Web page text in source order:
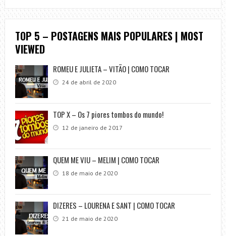
TOP 5 – POSTAGENS MAIS POPULARES | MOST
VIEWED
ROMEU E JULIETA – VITÃO | COMO TOCAR
24 de abril de 2020
TOP X – Os 7 piores tombos do mundo!
12 de janeiro de 2017
QUEM ME VIU – MELIM | COMO TOCAR
18 de maio de 2020
DIZERES – LOURENA E SANT | COMO TOCAR
21 de maio de 2020